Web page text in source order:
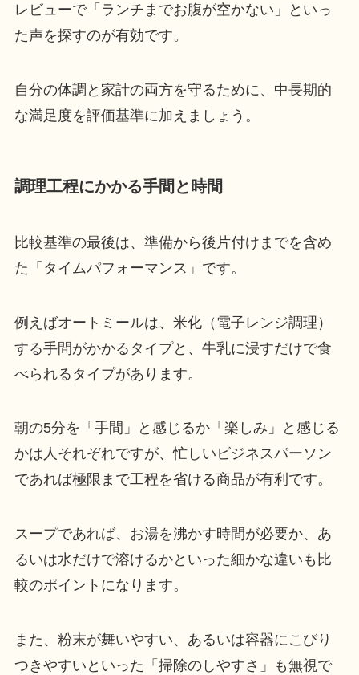
レビューで「ランチまでお腹が空かない」といっ
た声を探すのが有効です。
自分の体調と家計の両方を守るために、中長期的
な満足度を評価基準に加えましょう。
調理工程にかかる手間と時間
比較基準の最後は、準備から後片付けまでを含め
た「タイムパフォーマンス」です。
例えばオートミールは、米化（電子レンジ調理）
する手間がかかるタイプと、牛乳に浸すだけで食
べられるタイプがあります。
朝の5分を「手間」と感じるか「楽しみ」と感じる
かは人それぞれですが、忙しいビジネスパーソン
であれば極限まで工程を省ける商品が有利です。
スープであれば、お湯を沸かす時間が必要か、あ
るいは水だけで溶けるかといった細かな違いも比
較のポイントになります。
また、粉末が舞いやすい、あるいは容器にこびり
つきやすいといった「掃除のしやすさ」も無視で